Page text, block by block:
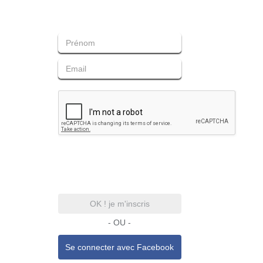
OK ! je m'inscris
- OU -
Se connecter avec Facebook